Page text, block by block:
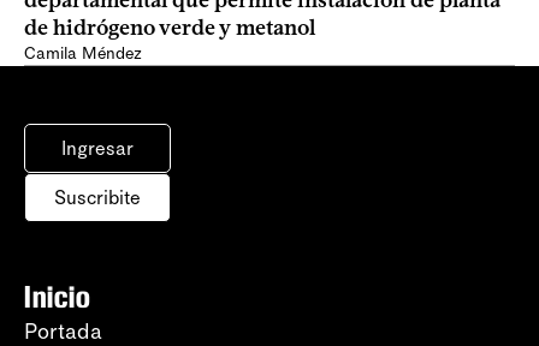
de hidrógeno verde y metanol
Camila Méndez
Ingresar
Suscribite
Inicio
Portada